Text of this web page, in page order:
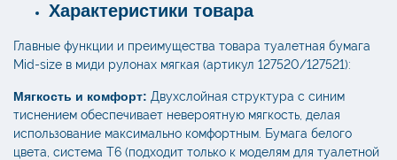
Характеристики товара
Главные функции и преимущества товара туалетная бумага
Mid-size в миди рулонах мягкая (артикул 127520/127521):
Мягкость и комфорт: Двухслойная структура с синим
тиснением обеспечивает невероятную мягкость, делая
использование максимально комфортным. Бумага белого
цвета, система T6 (подходит только к моделям для туалетной